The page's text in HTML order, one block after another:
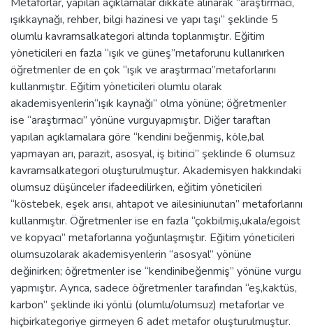
ışıkkaynağı, rehber, bilgi hazinesi ve yapı taşı” şeklinde 5
olumlu kavramsalkategori altında toplanmıştır. Eğitim
yöneticileri en fazla “ışık ve güneş”metaforunu kullanırken
öğretmenler de en çok “ışık ve araştırmacı”metaforlarını
kullanmıştır. Eğitim yöneticileri olumlu olarak
akademisyenlerin“ışık kaynağı” olma yönüne; öğretmenler
ise “araştırmacı” yönüne vurguyapmıştır. Diğer taraftan
yapılan açıklamalara göre “kendini beğenmiş, köle,bal
yapmayan arı, parazit, asosyal, iş bitirici” şeklinde 6 olumsuz
kavramsalkategori oluşturulmuştur. Akademisyen hakkındaki
olumsuz düşünceler ifadeedilirken, eğitim yöneticileri
“köstebek, eşek arısı, ahtapot ve ailesiniunutan” metaforlarını
kullanmıştır. Öğretmenler ise en fazla “çokbilmiş,ukala/egoist
ve kopyacı” metaforlarına yoğunlaşmıştır. Eğitim yöneticileri
olumsuzolarak akademisyenlerin “asosyal” yönüne
değinirken; öğretmenler ise “kendinibeğenmiş” yönüne vurgu
yapmıştır. Ayrıca, sadece öğretmenler tarafından “eş,kaktüs,
karbon” şeklinde iki yönlü (olumlu/olumsuz) metaforlar ve
hiçbirkategoriye girmeyen 6 adet metafor oluşturulmuştur.